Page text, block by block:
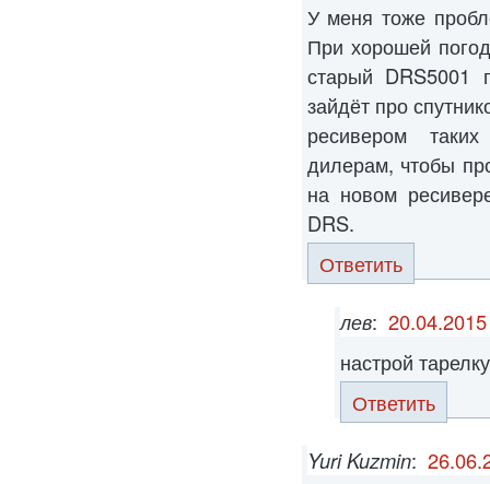
У меня тоже
При хорошей
старый DRS5001
зайдёт про
ресивером
дилерам, чтобы
на новом
DRS.
Ответить
лев:
настрой
Ответить
Yuri Kuzmin: